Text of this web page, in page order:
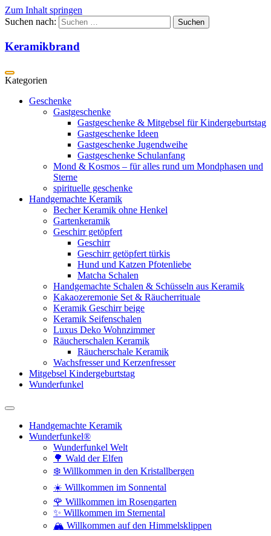
Zum Inhalt springen
Suchen nach:
Keramikbrand
Geschenke
Gastgeschenke
Gastgeschenke & Mitgebsel für Kindergeburtstag
Gastgeschenke Ideen
Gastgeschenke Jugendweihe
Gastgeschenke Schulanfang
Mond & Kosmos – für alles rund um Mondphasen und
Sterne
spirituelle geschenke
Handgemachte Keramik
Becher Keramik ohne Henkel
Gartenkeramik
Geschirr getöpfert
Geschirr
Geschirr getöpfert türkis
Hund und Katzen Pfotenliebe
Matcha Schalen
Handgemachte Schalen & Schüsseln aus Keramik
Kakaozeremonie Set & Räucherrituale
Keramik Geschirr beige
Keramik Seifenschalen
Luxus Deko Wohnzimmer
Räucherschalen Keramik
Räucherschale Keramik
Wachsfresser und Kerzenfresser
Mitgebsel Kindergeburtstag
Wunderfunkel
Handgemachte Keramik
Wunderfunkel®
Wunderfunkel Welt
🌳 Wald der Elfen
❄️ Willkommen in den Kristallbergen
☀️ Willkommen im Sonnental
🌹 Willkommen im Rosengarten
✨ Willkommen im Sternental
🏔️ Willkommen auf den Himmelsklippen